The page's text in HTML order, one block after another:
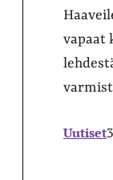
vapaat
Uutiset